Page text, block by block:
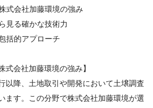
式会社加藤環境の強み
見る確かな技術力
括的アプローチ
式会社加藤環境の強み】
以降、土地取引や開発において土壌調査
ます。この分野で株式会社加藤環境が選